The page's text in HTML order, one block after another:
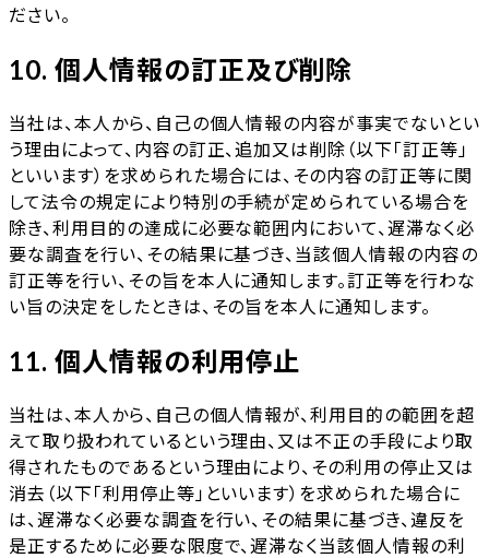
ださい。
10. 個人情報の訂正及び削除
当社は、本人から、自己の個人情報の内容が事実でないとい
う理由によって、内容の訂正、追加又は削除（以下「訂正等」
といいます）を求められた場合には、その内容の訂正等に関
して法令の規定により特別の手続が定められている場合を
除き、利用目的の達成に必要な範囲内において、遅滞なく必
要な調査を行い、その結果に基づき、当該個人情報の内容の
訂正等を行い、その旨を本人に通知します。訂正等を行わな
い旨の決定をしたときは、その旨を本人に通知します。
11. 個人情報の利用停止
当社は、本人から、自己の個人情報が、利用目的の範囲を超
えて取り扱われているという理由、又は不正の手段により取
得されたものであるという理由により、その利用の停止又は
消去（以下「利用停止等」といいます）を求められた場合に
は、遅滞なく必要な調査を行い、その結果に基づき、違反を
是正するために必要な限度で、遅滞なく当該個人情報の利